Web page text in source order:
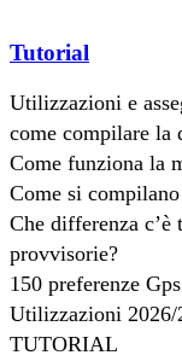
Tutorial
Utilizzazioni e
come compilare
Come funziona la
Come si
Che differenza
provvisorie?
150 preferenze
Utilizzazioni 2026/
TUTORIAL